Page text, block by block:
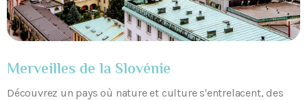
Merveilles de la Slovénie
Découvrez un pays où nature et culture s'entrelacent, des